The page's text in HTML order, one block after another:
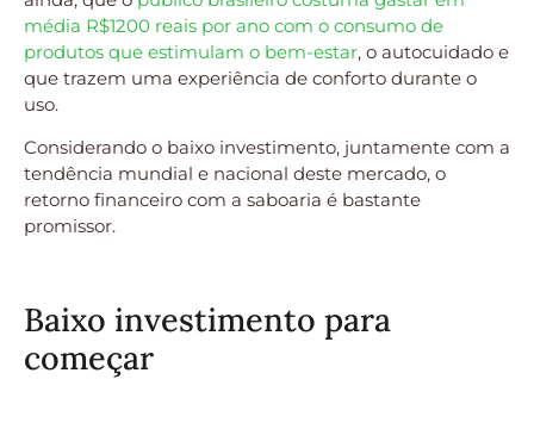
média R$1200 reais por ano com o consumo de
produtos que estimulam o bem-estar, o autocuidado e
que trazem uma experiência de conforto durante o
uso.
Considerando o baixo investimento, juntamente com a
tendência mundial e nacional deste mercado, o
retorno financeiro com a saboaria é bastante
promissor.
Baixo investimento para
começar